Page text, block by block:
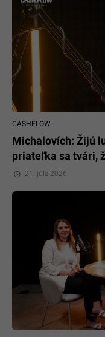
CASHFLOW
Michalovích: Žijú
priateľka sa tvári,
21. júla 2026